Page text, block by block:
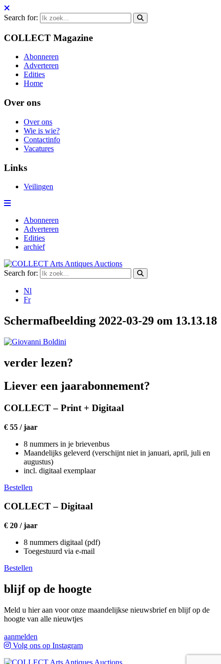
Search for:
COLLECT Magazine
Abonneren
Adverteren
Edities
Home
Over ons
Over ons
Wie is wie?
Contactinfo
Vacatures
Links
Veilingen
Abonneren
Adverteren
Edities
archief
Search for:
Nl
Fr
Schermafbeelding 2022-03-29 om 13.13.18
verder lezen?
Liever een jaarabonnement?
COLLECT – Print + Digitaal
€ 55 / jaar
8 nummers in je brievenbus
Maandelijks geleverd (verschijnt niet in januari, april, juli en
augustus)
incl. digitaal exemplaar
Bestellen
COLLECT – Digitaal
€ 20 / jaar
8 nummers digitaal (pdf)
Toegestuurd via e-mail
Bestellen
blijf op de hoogte
Meld u hier aan voor onze maandelijkse nieuwsbrief en blijf op de
hoogte van alle nieuwtjes
aanmelden
Volg ons op Instagram